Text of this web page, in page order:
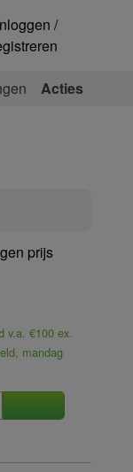
/
Acties
prijs
v.a. €100 ex.
mandag